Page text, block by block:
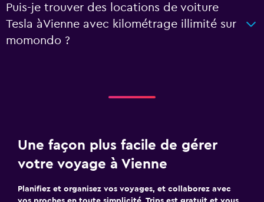
Puis-je trouver des locations de voiture
Tesla àVienne avec kilométrage illimité sur
momondo ?
Une façon plus facile de gérer
votre voyage à Vienne
Planifiez et organisez vos voyages, et collaborez avec